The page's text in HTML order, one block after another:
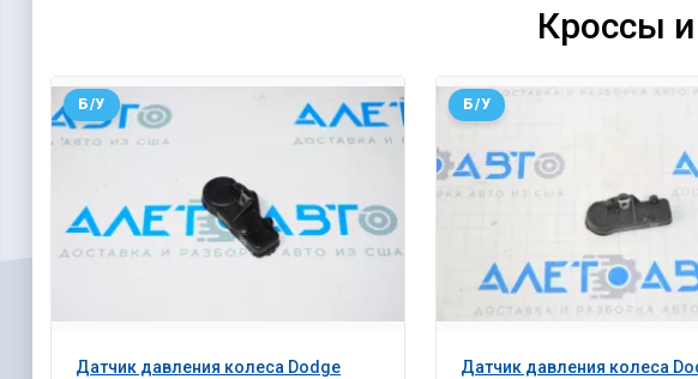
Кроссы и
Датчик давления колеса Dodge
Б/У
Датчик давления колеса
Б/У